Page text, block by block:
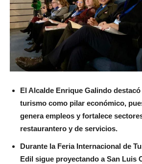
El Alcalde Enrique Galindo
turismo como pilar económico,
genera empleos y fortalece
restaurantero y de servicios.
Durante la Feria Internacional de
Edil sigue proyectando a San Luis